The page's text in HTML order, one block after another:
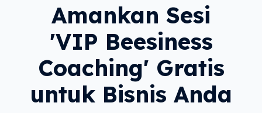
Amankan Sesi
'VIP Beesiness
Coaching' Gratis
untuk Bisnis Anda